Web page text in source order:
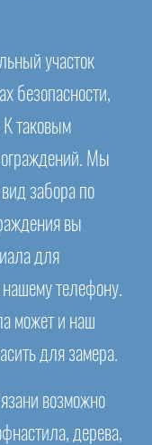
участок
безопасности,
таковым
ограждений. Мы
забора по
вы
для
нашему телефону.
может и наш
для замера.
возможно
дерева,